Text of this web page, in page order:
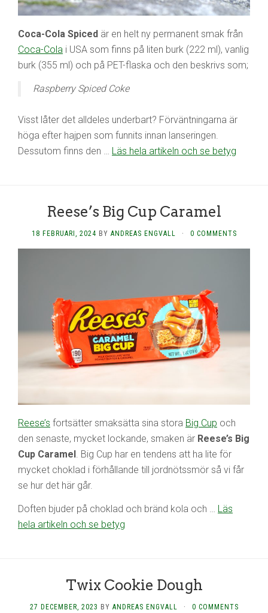
Coca-Cola Spiced är en helt ny permanent smak från
Coca-Cola i USA som finns på liten burk (222 ml), vanlig
burk (355 ml) och på PET-flaska och den beskrivs som;
Raspberry Spiced Coke
Visst låter det alldeles underbart? Förväntningarna är
höga efter hajpen som funnits innan lanseringen.
Dessutom finns den … Läs hela artikeln och se betyg
Reese’s Big Cup Caramel
18 FEBRUARI, 2024 BY ANDREAS ENGVALL · 0 COMMENTS
Reese’s fortsätter smaksätta sina stora Big Cup och
den senaste, mycket lockande, smaken är Reese’s Big
Cup Caramel. Big Cup har en tendens att ha lite för
mycket choklad i förhållande till jordnötssmör så vi får
se hur det här går.
Doften bjuder på choklad och bränd kola och … Läs
hela artikeln och se betyg
Twix Cookie Dough
27 DECEMBER, 2023 BY ANDREAS ENGVALL · 0 COMMENTS